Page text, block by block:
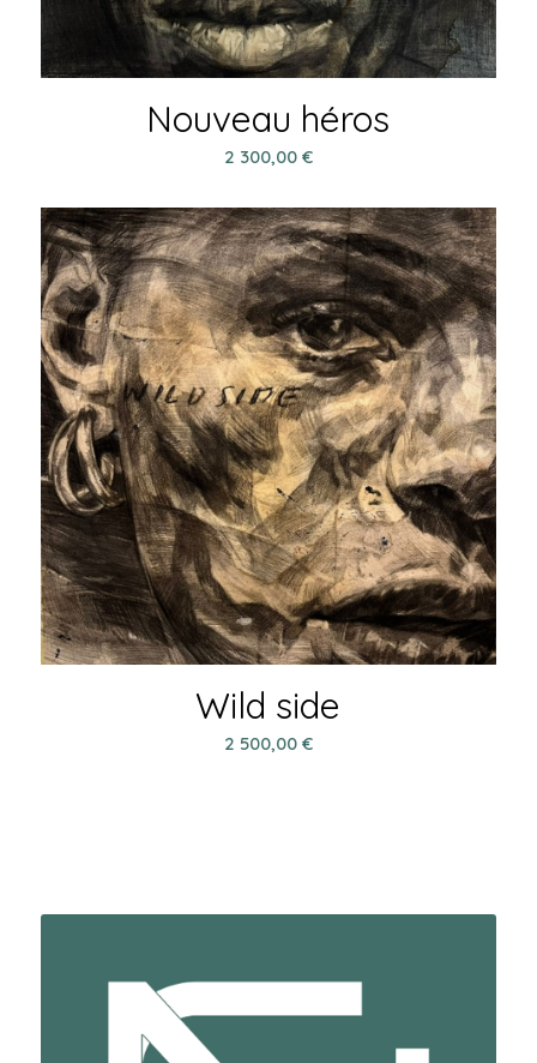
Nouveau héros
2 300,00 €
Wild side
2 500,00 €